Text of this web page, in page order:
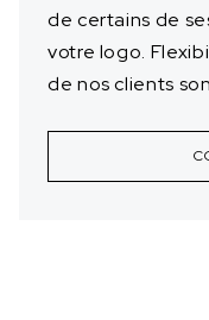
de certains de
votre logo.
de nos clients